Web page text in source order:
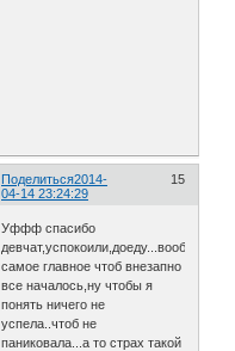
Поделиться 15
2014-
04-14 23:24:29
Уффф спасибо
девчат,успокоили,доеду...вообще
самое главное чтоб внезапно
все началось,ну чтобы я
понять ничего не
успела..чтоб не
паниковала...а то страх такой